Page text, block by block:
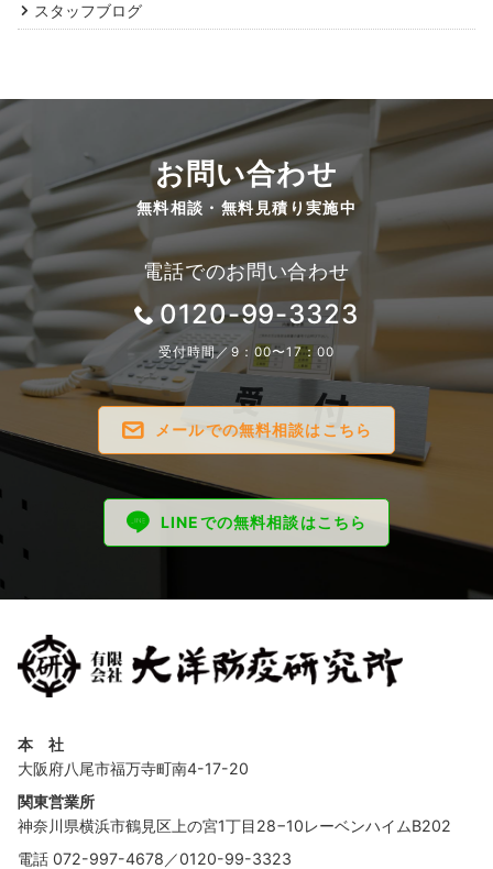
スタッフブログ
お問い合わせ
無料相談・無料見積り実施中
電話でのお問い合わせ
0120-99-3323
受付時間／9：00〜17：00
メールでの無料相談はこちら
LINEでの無料相談はこちら
本 社
大阪府八尾市福万寺町南4-17-20
関東営業所
神奈川県横浜市鶴見区上の宮1丁目28−10レーベンハイムB202
電話 072-997-4678 ／0120-99-3323